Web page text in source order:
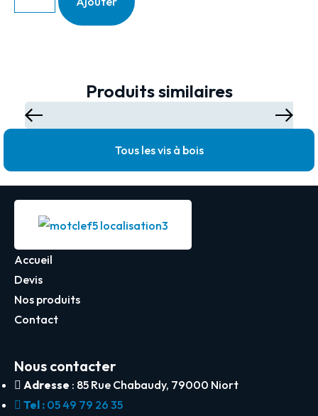
Produits similaires
Tous les vis à bois
Accueil
Devis
Nos produits
Contact
Nous contacter
Adresse : 85 Rue Chabaudy, 79000 Niort
Tel : 05 49 79 26 35